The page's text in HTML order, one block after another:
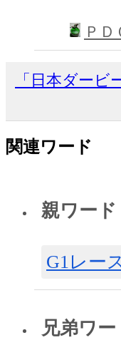
ＰＤ
「日本ダー
関連ワード
親ワード
G1レー
兄弟ワー